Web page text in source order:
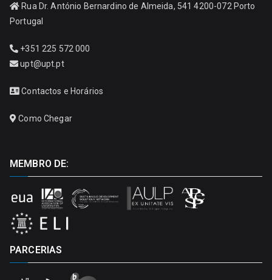
Rua Dr. António Bernardino de Almeida, 541 4200-072 Porto
Portugal
+351 225 572 000
upt@upt.pt
Contactos e Horários
Como Chegar
MEMBRO DE:
PARCERIAS